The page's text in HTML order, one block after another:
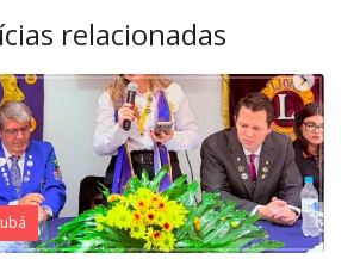
relacionadas